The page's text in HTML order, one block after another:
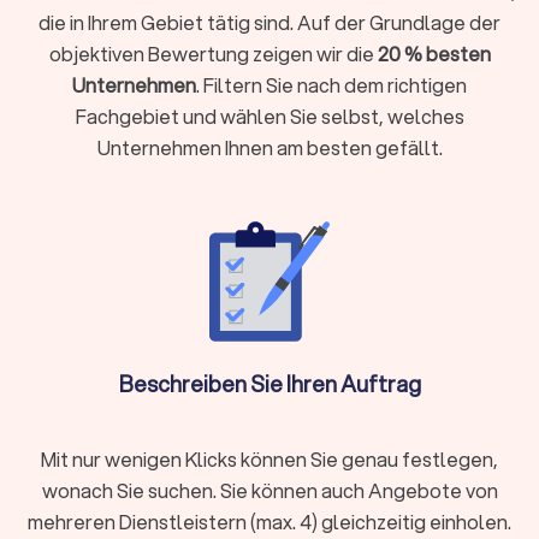
Schlussbeschichtung aufgetragen, um die Fassade zu
schützen und ihr ein ästhetisches Finish zu verleihen.
EPS Dämmung: Expandiertes Polystyrol (EPS) ist ein
leichtes und preisgünstiges Dämmmaterial, das sich gut
für die Fassadendämmung eignet. Es ist einfach zu
installieren und bietet gute Dämmwerte.
ausgezeichnete Wärmedämmung. Sie eignet sich gut
für die Fassadendämmung und ist langlebig.
Holzfaser Dämmung: Holzfaserdämmung ist eine
umweltfreundliche Option für die Fassadendämmung.
Sie besteht aus natürlichen Holzfasern und bietet eine
gute Wärmedämmung sowie Feuchtigkeitsregulierung.
Ein gut isoliertes Dach hilft, Wärmeverluste zu reduzieren und
den Wohnkomfort zu verbessern. Beim Einbau der
Dachdämmung müssen zunächst eventuell vorhandene
die in Ihrem Gebiet tätig sind. Auf der Grundlage der
objektiven Bewertung zeigen wir die20 % besten
Unternehmen. Filtern Sie nach dem richtigen
Fachgebiet und wählen Sie selbst, welches
Unternehmen Ihnen am besten gefällt.
Beschreiben Sie Ihren Auftrag
Mit nur wenigen Klicks können Sie genau festlegen,
wonach Sie suchen. Sie können auch Angebote von
mehreren Dienstleistern (max. 4) gleichzeitig einholen.